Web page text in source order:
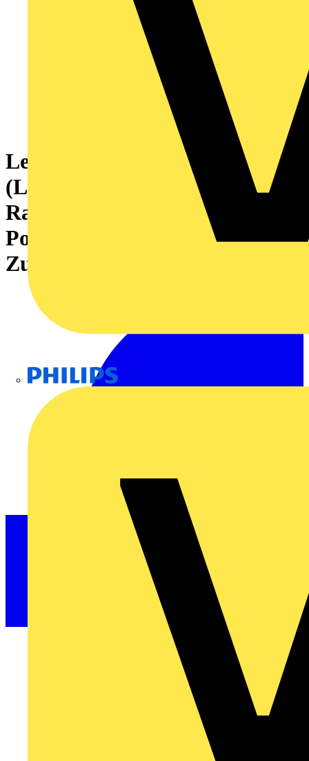
Leiterplattensteckverbinder
(Leiteranschluss), 320 V, 18 A,
Raster in mm: 5.00, 4 mm²,
Polzahl: 10,
Zugbügelanschluss, Box